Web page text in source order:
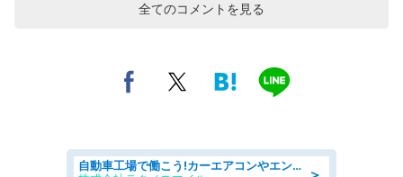
全てのコメントを見る
自動車工場で働こう!カーエアコンやエンジンの製造・加工業務/寮完備 denso aichi